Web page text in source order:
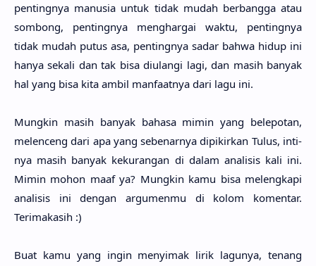
penting­nya manu­sia untuk tidak mudah berbang­ga atau
som­bong, penting­nya menghar­gai waktu, penting­nya
tidak mudah putus asa, penting­nya sadar bahwa hidup ini
hanya seka­li dan tak bisa diula­ngi lagi, dan masih banyak
hal yang bisa kita ambil manfaat­nya dari lagu ini.
Mung­kin masih banyak baha­sa mimin yang belepo­tan,
melen­ceng dari apa yang sebenar­nya dipikir­kan Tulus, inti­
nya masih banyak kekura­ngan di dalam anali­sis kali ini.
Mimin mohon maaf ya? Mung­kin kamu bisa melengka­pi
anali­sis ini dengan argumen­mu di kolom komen­tar.
Terimaka­sih :)
Buat kamu yang ingin menyi­mak lirik lagu­nya, tenang